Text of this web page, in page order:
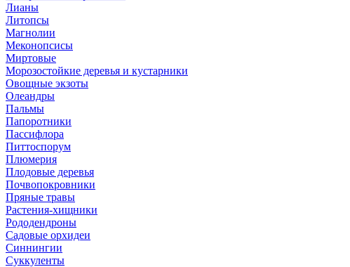
Лианы
Литопсы
Магнолии
Меконопсисы
Миртовые
Морозостойкие деревья и кустарники
Овощные экзоты
Олеандры
Пальмы
Папоротники
Пассифлора
Питтоспорум
Плюмерия
Плодовые деревья
Почвопокровники
Пряные травы
Растения-хищники
Рододендроны
Садовые орхидеи
Синнингии
Суккуленты